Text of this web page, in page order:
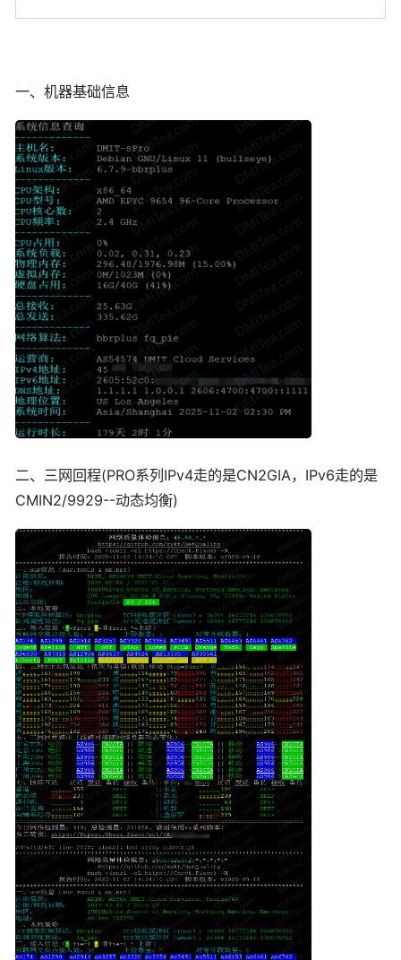
一、机器基础信息
二、三网回程(PRO系列IPv4走的是CN2GIA，IPv6走的是
CMIN2/9929--动态均衡)